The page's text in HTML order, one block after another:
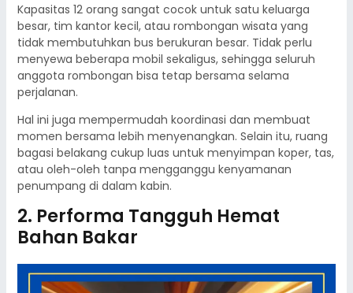
Kapasitas 12 orang sangat cocok untuk satu keluarga
besar, tim kantor kecil, atau rombongan wisata yang
tidak membutuhkan bus berukuran besar. Tidak perlu
menyewa beberapa mobil sekaligus, sehingga seluruh
anggota rombongan bisa tetap bersama selama
perjalanan.
Hal ini juga mempermudah koordinasi dan membuat
momen bersama lebih menyenangkan. Selain itu, ruang
bagasi belakang cukup luas untuk menyimpan koper, tas,
atau oleh-oleh tanpa mengganggu kenyamanan
penumpang di dalam kabin.
2. Performa Tangguh Hemat
Bahan Bakar